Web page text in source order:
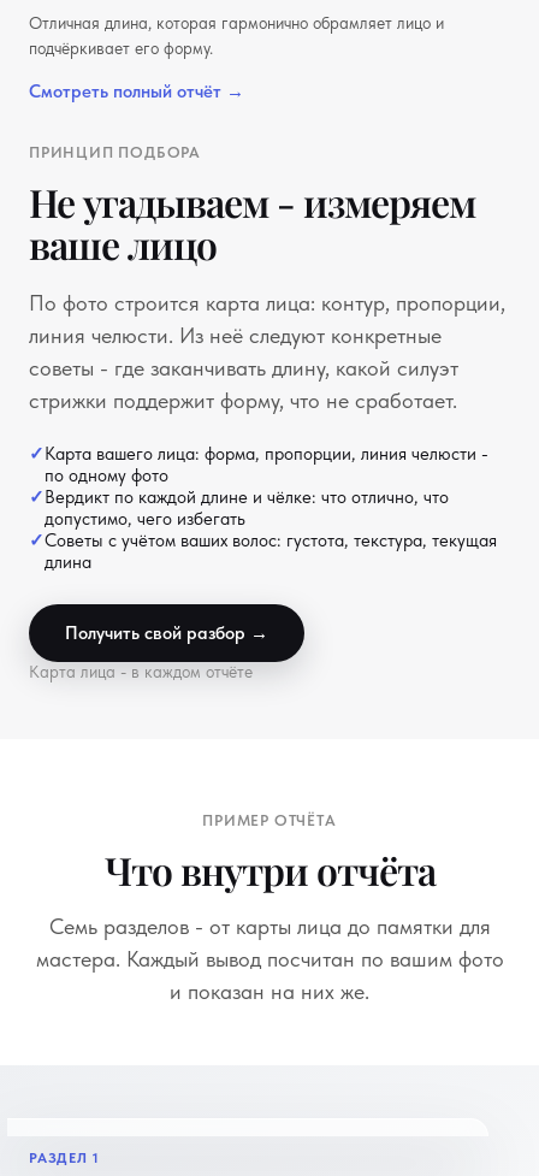
ПРИНЦИП ПОДБОРА
Не угадываем - измеряем
ваше лицо
По фото строится карта лица: контур, пропорции,
линия челюсти. Из неё следуют конкретные
советы - где заканчивать длину, какой силуэт
стрижки поддержит форму, что не сработает.
Карта вашего лица: форма, пропорции, линия челюсти -
по одному фото
Вердикт по каждой длине и чёлке: что отлично, что
допустимо, чего избегать
Советы с учётом ваших волос: густота, текстура, текущая
длина
Получить свой разбор →
Карта лица - в каждом отчёте
Карта лица Примерка
Отличная длина, которая гармонично обрамляет лицо и
подчёркивает его форму.
Смотреть полный отчёт →
ПРИМЕР ОТЧЁТА
Что внутри отчёта
Семь разделов - от карты лица до памятки для
мастера. Каждый вывод посчитан по вашим фото
и показан на них же.
РАЗДЕЛ 1